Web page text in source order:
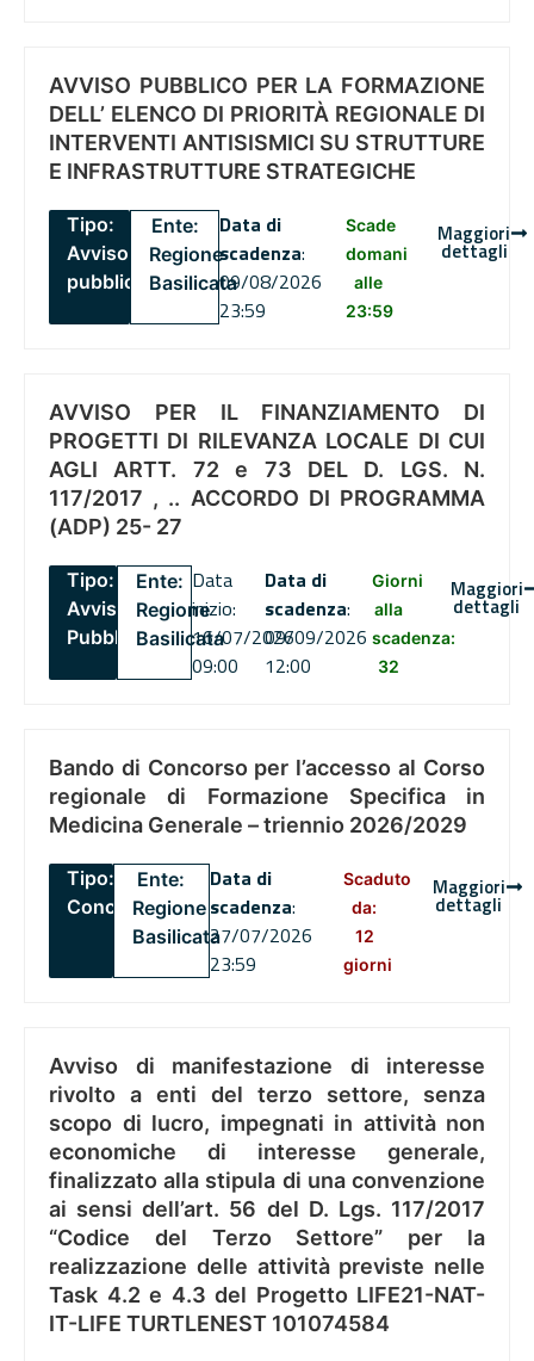
AVVISO PUBBLICO PER LA FORMAZIONE
DELL’ ELENCO DI PRIORITÀ REGIONALE DI
INTERVENTI ANTISISMICI SU STRUTTURE
E INFRASTRUTTURE STRATEGICHE
Tipo:
Avviso
pubblico
Ente:
Regione
Basilicata
Data di
scadenza:
09/08/2026
23:59
Scade
domani
alle
23:59
Maggiori
dettagli
AVVISO PER IL FINANZIAMENTO DI
PROGETTI DI RILEVANZA LOCALE DI CUI
AGLI ARTT. 72 e 73 DEL D. LGS. N.
117/2017 , .. ACCORDO DI PROGRAMMA
(ADP) 25- 27
Tipo:
Avviso
Pubblico
Ente:
Regione
Basilicata
Data
inizio:
16/07/2026
09:00
Data di
scadenza:
09/09/2026
12:00
Giorni
alla
scadenza:
32
Maggiori
dettagli
Bando di Concorso per l’accesso al Corso
regionale di Formazione Specifica in
Medicina Generale – triennio 2026/2029
Tipo:
Concorsi
Ente:
Regione
Basilicata
Data di
scadenza:
27/07/2026
23:59
Scaduto
da:
12
giorni
Maggiori
dettagli
Avviso di manifestazione di interesse
rivolto a enti del terzo settore, senza
scopo di lucro, impegnati in attività non
economiche di interesse generale,
finalizzato alla stipula di una convenzione
ai sensi dell’art. 56 del D. Lgs. 117/2017
“Codice del Terzo Settore” per la
realizzazione delle attività previste nelle
Task 4.2 e 4.3 del Progetto LIFE21-NAT-
IT-LIFE TURTLENEST 101074584